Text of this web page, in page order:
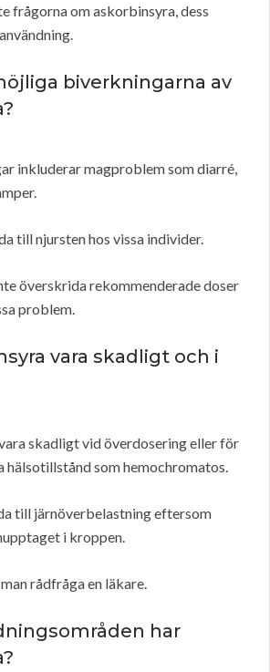
frågorna om askorbinsyra, dess
biverkningarna av
inkluderar magproblem som diarré,
till njursten hos vissa individer.
överskrida rekommenderade doser
problem.
vara skadligt och i
skadligt vid överdosering eller för
hälsotillstånd som hemochromatos.
till järnöverbelastning eftersom
i kroppen.
rådfråga en läkare.
har